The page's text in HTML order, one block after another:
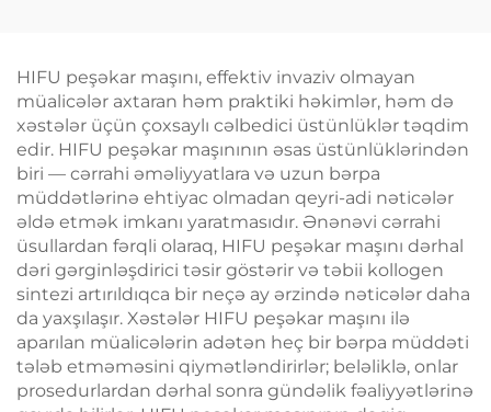
Zəiflətmə Maşını
və Gərginləşdirilməsi,
Üzün Radiofrekvanslı
Emalı, Çəki Itirmə və
Bədənin İncələnməsi
HIFU peşəkar maşını, effektiv invaziv olmayan
müalicələr axtaran həm praktiki həkimlər, həm də
xəstələr üçün çoxsaylı cəlbedici üstünlüklər təqdim
edir. HIFU peşəkar maşınının əsas üstünlüklərindən
biri — cərrahi əməliyyatlara və uzun bərpa
müddətlərinə ehtiyac olmadan qeyri-adi nəticələr
əldə etmək imkanı yaratmasıdır. Ənənəvi cərrahi
üsullardan fərqli olaraq, HIFU peşəkar maşını dərhal
dəri gərginləşdirici təsir göstərir və təbii kollogen
sintezi artırıldıqca bir neçə ay ərzində nəticələr daha
da yaxşılaşır. Xəstələr HIFU peşəkar maşını ilə
aparılan müalicələrin adətən heç bir bərpa müddəti
tələb etməməsini qiymətləndirirlər; beləliklə, onlar
prosedurlardan dərhal sonra gündəlik fəaliyyətlərinə